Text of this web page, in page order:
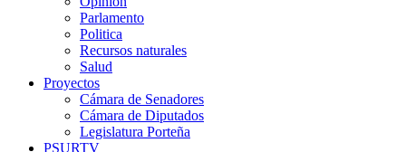
Parlamento
Politica
Recursos naturales
Salud
Proyectos
Cámara de Senadores
Cámara de Diputados
Legislatura Porteña
PSURTV